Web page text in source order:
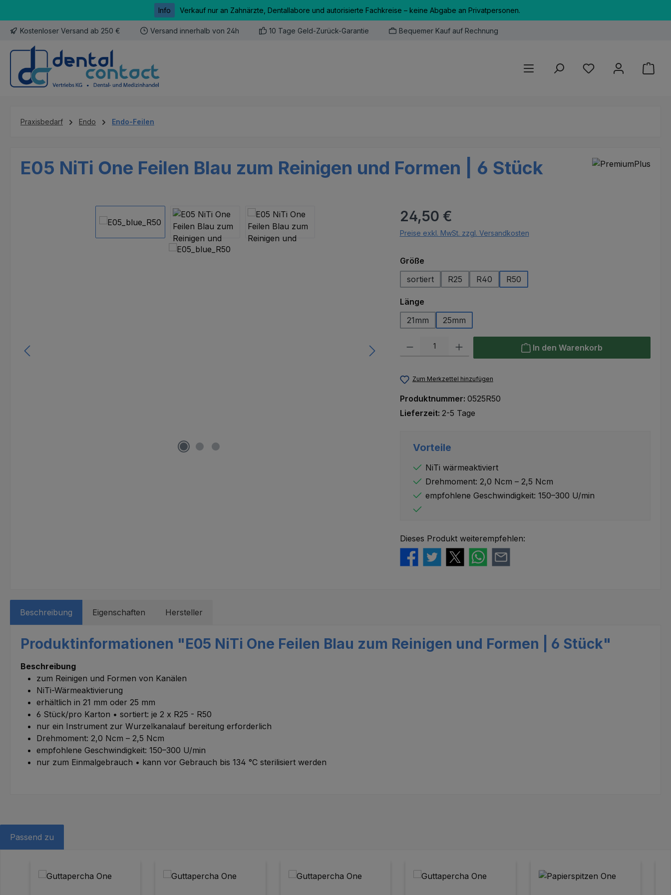
Info Verkauf nur an Zahnärzte, Dentallabore und autorisierte Fachkreise – keine Abgabe an Privatpersonen.
Kostenloser Versand ab 250 € Versand innerhalb von 24h 10 Tage Geld-Zurück-Garantie Bequemer Kauf auf Rechnung
Du hast 0 Produkte
Praxisbedarf Endo Endo-Feilen
E05 NiTi One Feilen Blau zum Reinigen und Formen | 6 Stück
Regulärer Preis:
24,50 €
Preise exkl. MwSt. zzgl. Versandkosten
Größeauswählen
sortiert
R25 R40 R50
Längeauswählen
21mm
25mm
Produkt Anzahl: Gib den gewünschten Wert ein oder benutze die Schaltflächen
In den Warenkorb
Zum Merkzettel hinzufügen
Produktnummer: 0525R50
Lieferzeit: 2-5 Tage
Vorteile
NiTi wärmeaktiviert
Drehmoment: 2,0 Ncm – 2,5 Ncm
empfohlene Geschwindigkeit: 150–300 U/min
Dieses Produkt weiterempfehlen:
Beschreibung Eigenschaften Hersteller
Produktinformationen "E05 NiTi One Feilen Blau zum Reinigen und Formen | 6 Stück"
Beschreibung
zum Reinigen und Formen von Kanälen
NiTi-Wärmeaktivierung
erhältlich in 21 mm oder 25 mm
6 Stück/pro Karton • sortiert: je 2 x R25 - R50
nur ein Instrument zur Wurzelkanalauf bereitung erforderlich
Drehmoment: 2,0 Ncm – 2,5 Ncm
empfohlene Geschwindigkeit: 150–300 U/min
nur zum Einmalgebrauch • kann vor Gebrauch bis 134 °C sterilisiert werden
Passend zu